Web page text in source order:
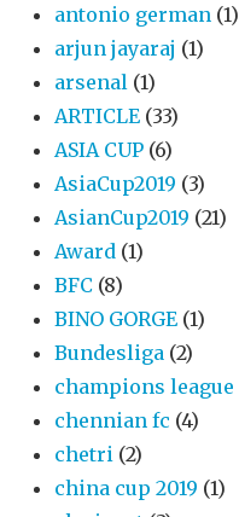
antonio german (1)
arjun jayaraj (1)
arsenal (1)
ARTICLE (33)
ASIA CUP (6)
AsiaCup2019 (3)
AsianCup2019 (21)
Award (1)
BFC (8)
BINO GORGE (1)
Bundesliga (2)
champions league
chennian fc (4)
chetri (2)
china cup 2019 (1)